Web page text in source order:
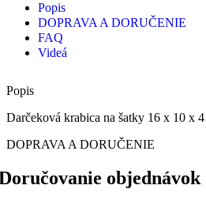
Popis
DOPRAVA A DORUČENIE
FAQ
Videá
Popis
Darčeková krabica na šatky 16 x 10 x
DOPRAVA A DORUČENIE
objednávok